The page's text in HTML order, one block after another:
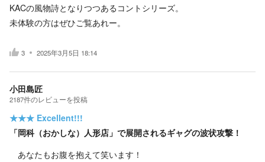
KACの風物詩となりつつあるコントシリーズ。
未体験の方はぜひご覧あれー。
3 2025年3月5日 18:14
小田島匠
2187件のレビューを投稿
★★★ Excellent!!!
「岡科（おかしな）人形店」で展開されるギャグの波状攻撃！
あなたもお腹を抱えて笑います！